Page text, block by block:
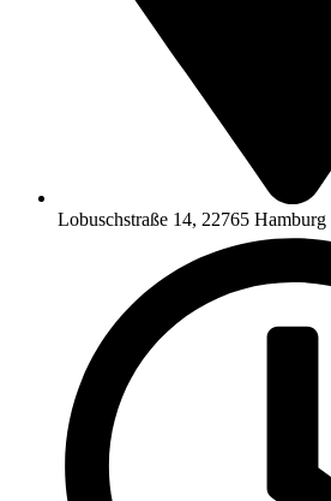
Lobuschstraße 14, 22765 Hamburg